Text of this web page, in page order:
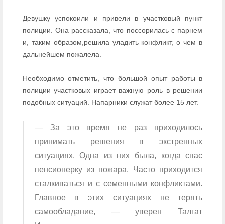
Девушку успокоили и привели в участковый пункт
полиции. Она рассказала, что поссорилась с парнем
и, таким образом,решила уладить конфликт, о чем в
дальнейшем пожалела.
Необходимо отметить, что большой опыт работы в
полиции участковых играет важную роль в решении
подобных ситуаций. Напарники служат более 15 лет.
— За это время не раз приходилось
принимать решения в экстренных
ситуациях. Одна из них была, когда спас
пенсионерку из пожара. Часто приходится
сталкиваться и с семенными конфликтами.
Главное в этих ситуациях не терять
самообладание, — уверен Талгат